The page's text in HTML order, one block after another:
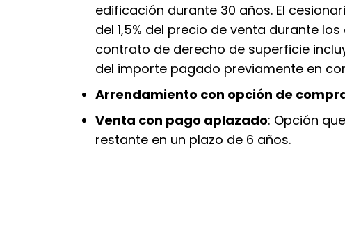
edificación durante 30 años. El
del 1,5% del precio de venta durante
contrato de derecho de superficie
del importe pagado previamente en
Arrendamiento con opción de
Venta con pago aplazado: Opción
restante en un plazo de 6 años.